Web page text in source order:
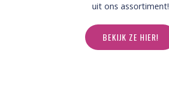
uit ons assortiment!
BEKIJK ZE HIER!